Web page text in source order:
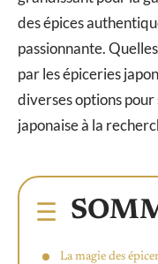
des épices
passionnante.
par les épiceries
diverses options
japonaise à la
La magie des